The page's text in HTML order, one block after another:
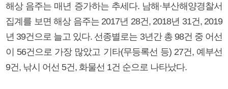
해상 음주는 매년 증가하는 추세다. 남해·부산해양경찰서
집계를 보면 해상 음주는 2017년 28건, 2018년 31건, 2019
년 39건으로 늘고 있다. 선종별로는 3년간 총 98건 중 어선
이 56건으로 가장 많았고 기타(무등록선 등) 27건, 예부선
9건, 낚시 어선 5건, 화물선 1건 순으로 나타났다.